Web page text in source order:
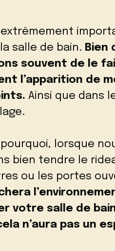
extrêmement
salle de bain. Bien
souvent de le
l’apparition de
Ainsi que dans
pourquoi, lorsque
bien tendre le
ou les portes
votre salle de
n’aura pas un